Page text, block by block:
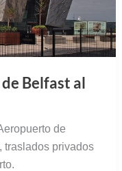
Belfast al
de
traslados privados